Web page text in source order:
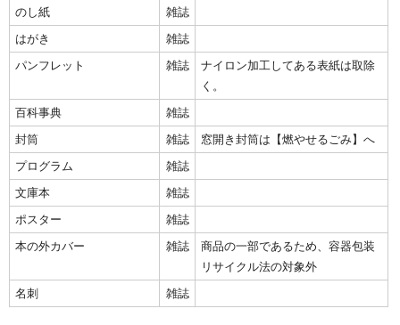
のし紙
雑誌
はがき
雑誌
パンフレット
雑誌
ナイロン加工してある表紙は取除
く。
百科事典
雑誌
封筒
雑誌
窓開き封筒は【燃やせるごみ】へ
プログラム
雑誌
文庫本
雑誌
ポスター
雑誌
本の外カバー
雑誌
商品の一部であるため、容器包装
リサイクル法の対象外
名刺
雑誌